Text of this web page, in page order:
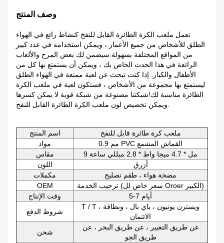
وصف المنتج
تعمل ملعب الكرة الطائرة القابل للنفخ كنشاط رائع في الهواء
الطلق للأشخاص من جميع الأعمار ، ويمكن استخدامه في عدد كبير
من المواقع المختلفة بسهولة.سيضمن لك بعض المرح والألعاب
الرائعة في هذا الحدث الخاص بك ، ويمكن أن يستمتع بها كل من
الأطفال والكبار. إذا كنت تبحث عن لعبة ممتعة في الهواء الطلق
ليستمتع بها مجموعة من الأشخاص ، فستكون لعبة في ملعب الكرة
الطائرة مناسبة لك!شبكتنا مصنوعة من شبكة قوية لا يمكن كسرها
ويمكن تخصيص لون ملعب الكرة الطائرة القابل للنفخ.
اسم المنتج
ملعب كرة طائرة قابل للنفخ
مواد
0.9 مم PVC القماش المشمع
مقاس
9 مل * 4.7 ميجا واط * 2.8 ميللي ساعة
اللون
أزرق
مكملات
مضخة هواء ، طقم تصليح
OEM
ترحيب الخدمة (سعر خاص لل Oroer الكبير)
وقت الإنتاج
5-7 أيام
شروط الدفع
T / T ، ويسترن يونيون ، باي بال ، وبطاقة
الائتمان
شحن
عن طريق التعبير ، عن طريق البحر ، عن
طريق الجو